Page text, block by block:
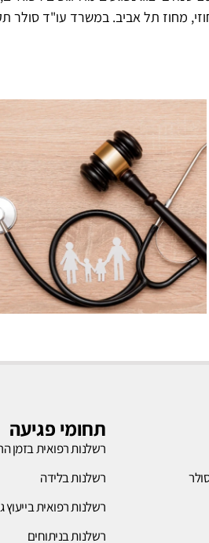
מחוז תל אביב. במשרד עו"ד סולר
רשלנות
לחץ כאן
תחומי פגיעה
רשלנות רפואית בזמן
רשלנות בלידה
רשלנות רפואית בייעוץ
רשלנות בניתוחים